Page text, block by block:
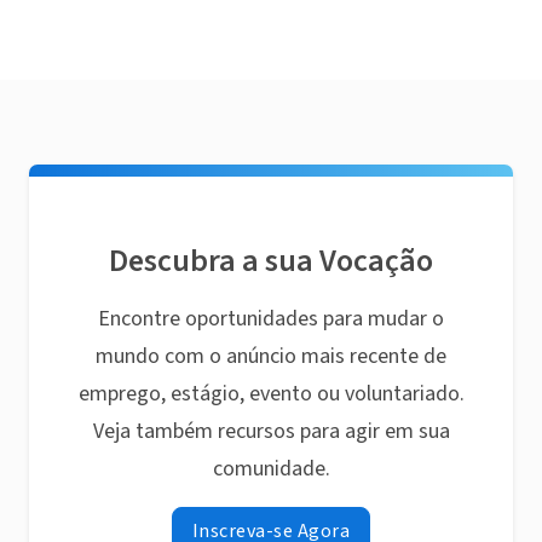
Descubra a sua Vocação
Encontre oportunidades para mudar o
mundo com o anúncio mais recente de
emprego, estágio, evento ou voluntariado.
Veja também recursos para agir em sua
comunidade.
Inscreva-se Agora